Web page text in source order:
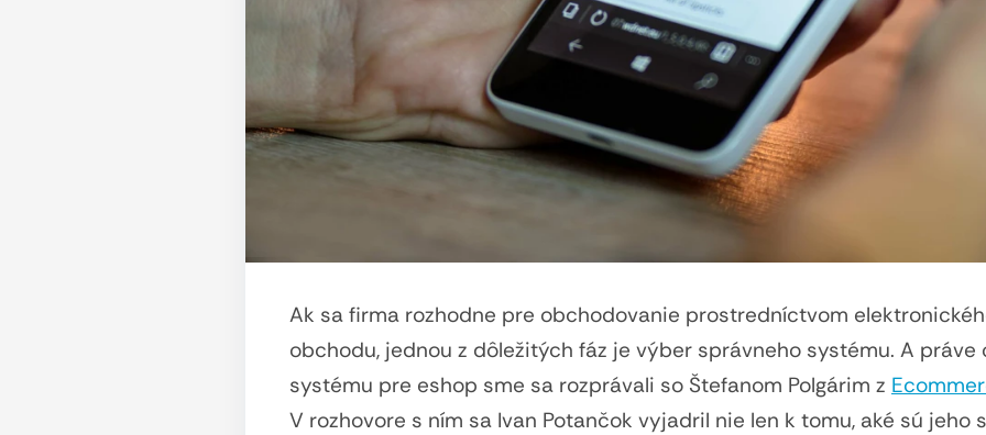
Ak sa firma rozhodne pre obchodovanie prostredníctvom
obchodu, jednou z dôležitých fáz je výber správneho systému. A práve
systému pre eshop sme sa rozprávali so Štefanom Polgárim z
V rozhovore s ním sa Ivan Potančok vyjadril nie len k tomu, aké sú jeho